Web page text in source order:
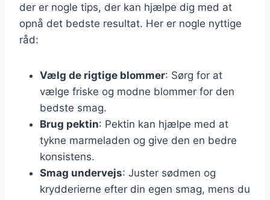
der er nogle tips, der kan hjælpe dig med at
opnå det bedste resultat. Her er nogle nyttige
råd:
Vælg de rigtige blommer: Sørg for at
vælge friske og modne blommer for den
bedste smag.
Brug pektin: Pektin kan hjælpe med at
tykne marmeladen og give den en bedre
konsistens.
Smag undervejs: Juster sødmen og
krydderierne efter din egen smag, mens du